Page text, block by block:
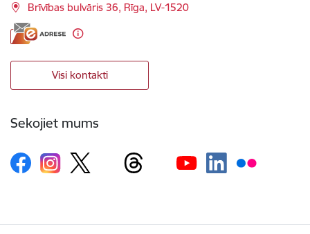
Brīvības bulvāris 36, Rīga, LV-1520
Visi kontakti
Sekojiet mums